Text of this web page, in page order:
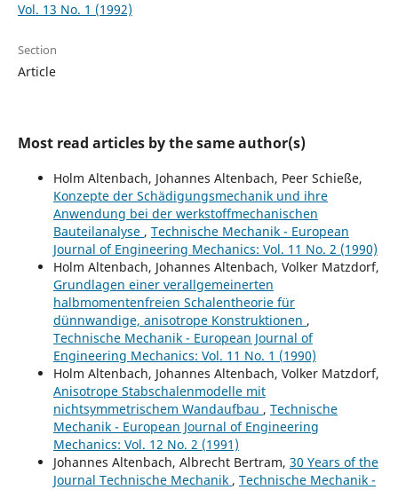
Vol. 13 No. 1 (1992)
Section
Article
Most read articles by the same author(s)
Holm Altenbach, Johannes Altenbach, Peer Schieße,
Konzepte der Schädigungsmechanik und ihre
Anwendung bei der werkstoffmechanischen
Bauteilanalyse , Technische Mechanik - European
Journal of Engineering Mechanics: Vol. 11 No. 2 (1990)
Holm Altenbach, Johannes Altenbach, Volker Matzdorf,
Grundlagen einer verallgemeinerten
halbmomentenfreien Schalentheorie für
dünnwandige, anisotrope Konstruktionen ,
Technische Mechanik - European Journal of
Engineering Mechanics: Vol. 11 No. 1 (1990)
Holm Altenbach, Johannes Altenbach, Volker Matzdorf,
Anisotrope Stabschalenmodelle mit
nichtsymmetrischem Wandaufbau , Technische
Mechanik - European Journal of Engineering
Mechanics: Vol. 12 No. 2 (1991)
Johannes Altenbach, Albrecht Bertram, 30 Years of the
Journal Technische Mechanik , Technische Mechanik -